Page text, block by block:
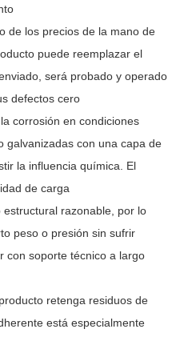
de los precios de la mano de
puede reemplazar el
será probado y operado
defectos cero
corrosión en condiciones
galvanizadas con una capa de
la influencia química. El
de carga
razonable, por lo
peso o presión sin sufrir
con soporte técnico a largo
retenga residuos de
está especialmente